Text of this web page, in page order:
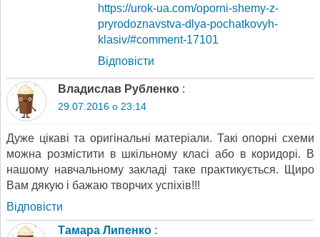
https://urok-ua.com/oporni-shemy-z-
pryrodoznavstva-dlya-pochatkovyh-
klasiv/#comment-17101
Відповіcти
Владислав Рубленко :
29.07.2016 о 23:14
Дуже цікаві та оригінальні матеріали. Такі опорні схеми
можна розмістити в шкільному класі або в коридорі. В
нашому навчальному закладі таке практикується. Щиро
Вам дякую і бажаю творчих успіхів!!!
Відповіcти
Тамара Липенко :